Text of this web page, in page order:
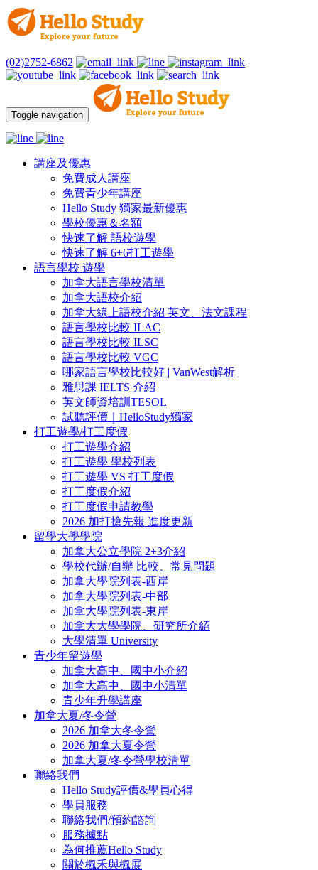
(02)2752-6862
Toggle navigation
講座及優惠
免費成人講座
免費青少年講座
Hello Study 獨家最新優惠
學校優惠＆名額
快速了解 語校遊學
快速了解 6+6打工遊學
語言學校 遊學
加拿大語言學校清單
加拿大語校介紹
加拿大線上語校介紹 英文、法文課程
語言學校比較 ILAC
語言學校比較 ILSC
語言學校比較 VGC
哪家語言學校比較好 | VanWest解析
雅思課 IELTS 介紹
英文師資培訓TESOL
試聽評價｜HelloStudy獨家
打工遊學/打工度假
打工遊學介紹
打工遊學 學校列表
打工遊學 VS 打工度假
打工度假介紹
打工度假申請教學
2026 加打搶先報 進度更新
留學大學學院
加拿大公立學院 2+3介紹
學校代辦/自辦 比較、常見問題
加拿大學院列表-西岸
加拿大學院列表-中部
加拿大學院列表-東岸
加拿大大學學院、研究所介紹
大學清單 University
青少年留遊學
加拿大高中、國中小介紹
加拿大高中、國中小清單
青少年升學講座
加拿大夏/冬令營
2026 加拿大冬令營
2026 加拿大夏令營
加拿大夏/冬令營學校清單
聯絡我們
Hello Study評價&學員心得
學員服務
聯絡我們/預約諮詢
服務據點
為何推薦Hello Study
關於楓禾與楓展